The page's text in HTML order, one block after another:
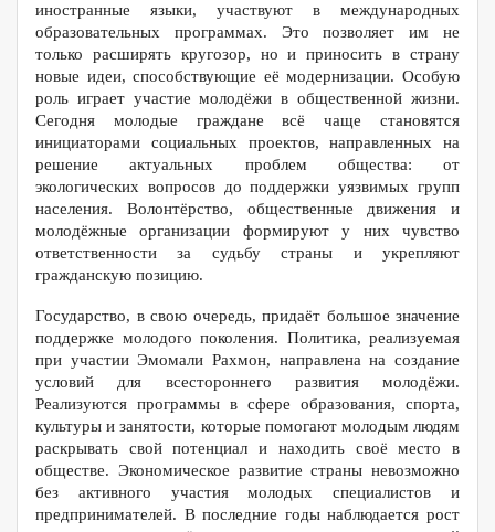
иностранные языки, участвуют в международных
образовательных программах. Это позволяет им не
только расширять кругозор, но и приносить в страну
новые идеи, способствующие её модернизации. Особую
роль играет участие молодёжи в общественной жизни.
Сегодня молодые граждане всё чаще становятся
инициаторами социальных проектов, направленных на
решение актуальных проблем общества: от
экологических вопросов до поддержки уязвимых групп
населения. Волонтёрство, общественные движения и
молодёжные организации формируют у них чувство
ответственности за судьбу страны и укрепляют
гражданскую позицию.
Государство, в свою очередь, придаёт большое значение
поддержке молодого поколения. Политика, реализуемая
при участии Эмомали Рахмон, направлена на создание
условий для всестороннего развития молодёжи.
Реализуются программы в сфере образования, спорта,
культуры и занятости, которые помогают молодым людям
раскрывать свой потенциал и находить своё место в
обществе. Экономическое развитие страны невозможно
без активного участия молодых специалистов и
предпринимателей. В последние годы наблюдается рост